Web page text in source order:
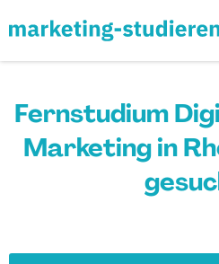
Fernstudium
Marketing in